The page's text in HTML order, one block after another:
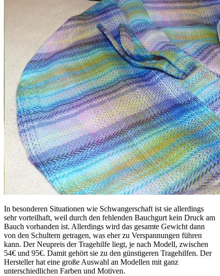
In besonderen Situationen wie Schwangerschaft ist sie allerdings
sehr vorteilhaft, weil durch den fehlenden Bauchgurt kein Druck am
Bauch vorhanden ist. Allerdings wird das gesamte Gewicht dann
von den Schultern getragen, was eher zu Verspannungen führen
kann. Der Neupreis der Tragehilfe liegt, je nach Modell, zwischen
54€ und 95€. Damit gehört sie zu den günstigeren Tragehilfen. Der
Hersteller hat eine große Auswahl an Modellen mit ganz
unterschiedlichen Farben und Motiven.